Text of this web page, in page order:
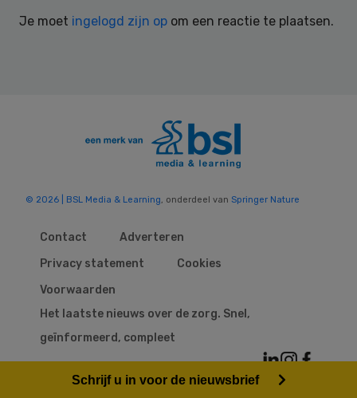
Je moet ingelogd zijn op om een reactie te plaatsen.
© 2026 | BSL Media & Learning, onderdeel van Springer Nature
Contact
Adverteren
Privacy statement
Cookies
Voorwaarden
Het laatste nieuws over de zorg. Snel,
geïnformeerd, compleet
Schrijf u in voor de nieuwsbrief